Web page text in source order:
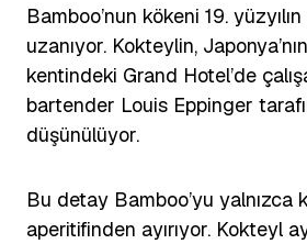
Bamboo’nun kökeni 19.
uzanıyor. Kokteylin,
kentindeki Grand Hotel’de
bartender Louis Eppinger
düşünülüyor.
Bu detay Bamboo’yu yalnızca
aperitifinden ayırıyor. Kokteyl